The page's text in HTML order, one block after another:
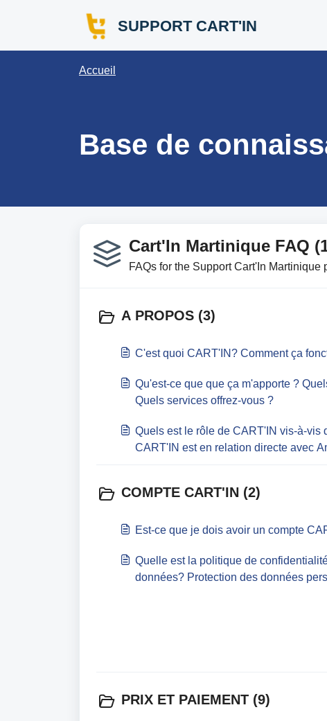
SUPPORT CART'IN
Accueil
Base de
Cart'In Martinique FAQ
FAQs for the Support Cart'In Martinique
A PROPOS (3)
C'est quoi CART'IN? Comment ça
Qu'est-ce que que ça m'apporte ?
Quels services offrez-vous ?
Quels est le rôle de CART'IN vis-à-vis
CART'IN est en relation directe avec
COMPTE CART'IN (2)
Est-ce que je dois avoir un compte
Quelle est la politique de
données? Protection des données
PRIX ET PAIEMENT (9)